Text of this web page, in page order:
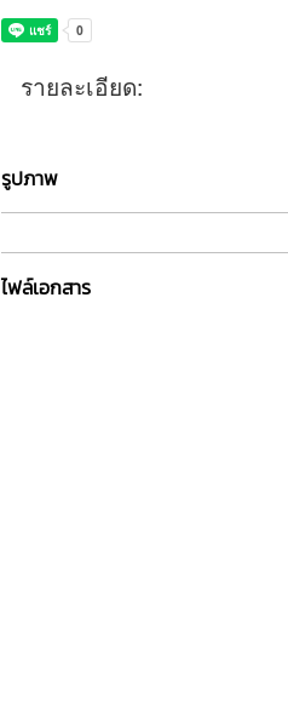
รายละเอียด:
รูปภาพ
ไฟล์เอกสาร